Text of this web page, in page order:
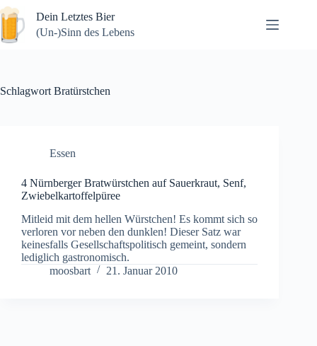
Zum
Inhalt
springen
Dein Letztes Bier
(Un-)Sinn des Lebens
Schlagwort Bratürstchen
Essen
4 Nürnberger Bratwürstchen auf Sauerkraut, Senf,
Zwiebelkartoffelpüree
Mitleid mit dem hellen Würstchen! Es kommt sich so
verloren vor neben den dunklen! Dieser Satz war
keinesfalls Gesellschaftspolitisch gemeint, sondern
lediglich gastronomisch.
moosbart
21. Januar 2010